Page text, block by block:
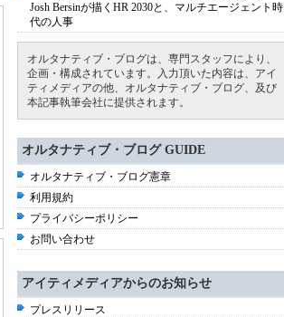
Josh Bersinが描くHR 2030と、マルチエージェント時
代の人事
オルタナティブ・ブログは、専門スタッフにより、
企画・構成されています。入力頂いた内容は、アイ
ティメディアの他、オルタナティブ・ブログ、及び
本記事執筆会社に提供されます。
オルタナティブ・ブログ GUIDE
オルタナティブ・ブログ憲章
利用規約
プライバシーポリシー
お問い合わせ
アイティメディアからのお知らせ
プレスリリース